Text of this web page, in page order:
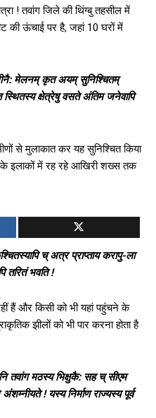
! तवांग जिले की थिंग्बु तहसील में
की ऊंचाई पर है, जहां 10 घरों में
मेलनम् कृत अयम् सुनिश्चितम्
क्षेत्रेषु वसते अंतिम जनेवापि
से मुलाकात कर यह सुनिश्चित किया
के इलाकों में रह रहे आखिरी शख्‍स तक
च् अत्र प्राप्ताय करापु-ला
तरितं भवति !
हैं और किसी को भी यहां पहुंचने के
झीलों को भी पार करना होता है
तवांग मठस्य भिक्षुकै: सह च् सीएम
! यस्य निर्माण राज्यस्य पूर्व